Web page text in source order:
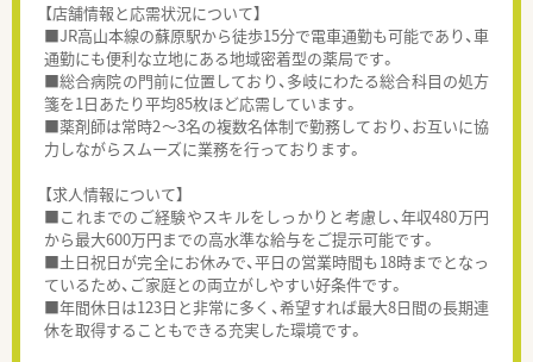
【店舗情報と応需状況について】
■JR高山本線の蘇原駅から徒歩15分で電車通勤も可能であり、車
通勤にも便利な立地にある地域密着型の薬局です。
■総合病院の門前に位置しており、多岐にわたる総合科目の処方
箋を1日あたり平均85枚ほど応需しています。
■薬剤師は常時2〜3名の複数名体制で勤務しており、お互いに協
力しながらスムーズに業務を行っております。
【求人情報について】
■これまでのご経験やスキルをしっかりと考慮し、年収480万円
から最大600万円までの高水準な給与をご提示可能です。
■土日祝日が完全にお休みで、平日の営業時間も18時までとなっ
ているため、ご家庭との両立がしやすい好条件です。
■年間休日は123日と非常に多く、希望すれば最大8日間の長期連
休を取得することもできる充実した環境です。